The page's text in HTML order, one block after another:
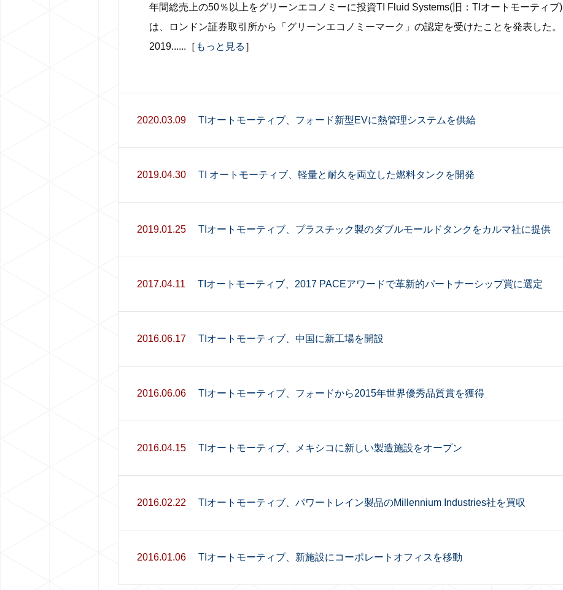
年間総売上の50％以上をグリーンエコノミーに投資TI Fluid Systems(旧：TIオートモーティブ)
は、ロンドン証券取引所から「グリーンエコノミーマーク」の認定を受けたことを発表した。
2019......［ もっと見る ］
2020.03.09 TIオートモーティブ、フォード新型EVに熱管理システムを供給
2019.04.30 TI オートモーティブ、軽量と耐久を両立した燃料タンクを開発
2019.01.25 TIオートモーティブ、プラスチック製のダブルモールドタンクをカルマ社に提供
2017.04.11 TIオートモーティブ、2017 PACEアワードで革新的パートナーシップ賞に選定
2016.06.17 TIオートモーティブ、中国に新工場を開設
2016.06.06 TIオートモーティブ、フォードから2015年世界優秀品質賞を獲得
2016.04.15 TIオートモーティブ、メキシコに新しい製造施設をオープン
2016.02.22 TIオートモーティブ、パワートレイン製品のMillennium Industries社を買収
2016.01.06 TIオートモーティブ、新施設にコーポレートオフィスを移動